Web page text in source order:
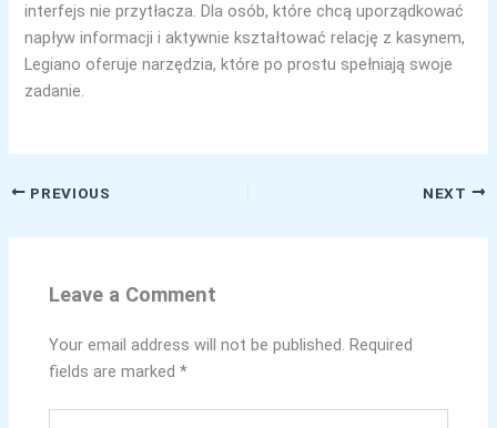
interfejs nie przytłacza. Dla osób, które chcą uporządkować
napływ informacji i aktywnie kształtować relację z kasynem,
Legiano oferuje narzędzia, które po prostu spełniają swoje
zadanie.
PREVIOUS NEXT
Leave a Comment
Your email address will not be published. Required
fields are marked*